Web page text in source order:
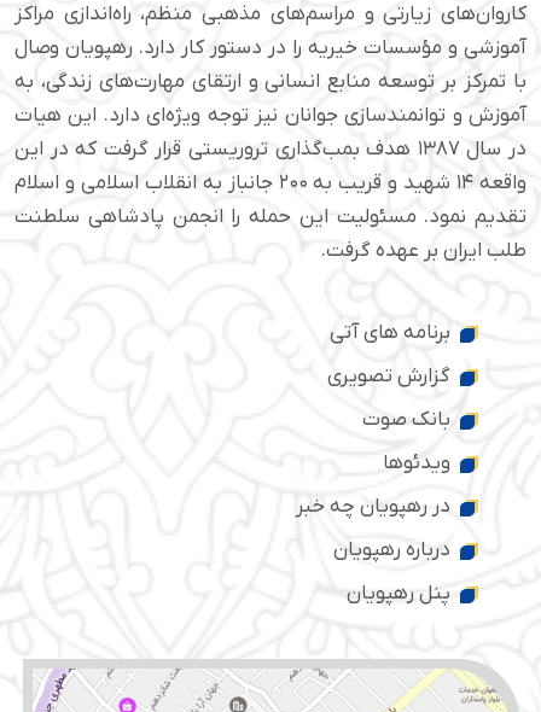
کاروان‌های زیارتی و مراسم‌های مذهبی منظم، راه‌اندازی مراکز
آموزشی و مؤسسات خیریه را در دستور کار دارد. رهپویان وصال
با تمرکز بر توسعه منابع انسانی و ارتقای مهارت‌های زندگی، به
آموزش و توانمندسازی جوانان نیز توجه ویژه‌ای دارد. این هیات
در سال ۱۳۸۷ هدف بمب‌گذاری تروریستی قرار گرفت که در این
واقعه ۱۴ شهید و قریب به ۲۰۰ جانباز به انقلاب اسلامی و اسلام
تقدیم نمود. مسئولیت این حمله را انجمن پادشاهی سلطنت
طلب ایران بر عهده گرفت.
برنامه های آتی
گزارش تصویری
بانک صوت
ویدئوها
در رهپویان چه خبر
درباره رهپویان
پنل رهپویان